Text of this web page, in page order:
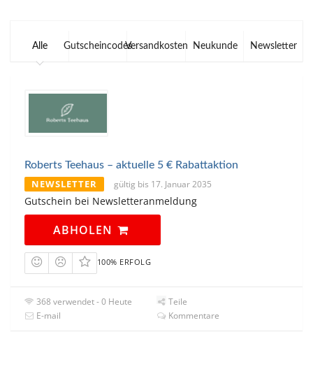
Alle GutscheincodesVersandkosten Neukunde Newsletter
Roberts Teehaus – aktuelle 5 € Rabattaktion
NEWSLETTER gültig bis 17. Januar 2035
Gutschein bei Newsletteranmeldung
ABHOLEN
100% ERFOLG
368 verwendet - 0 Heute
Teile
E-mail
Kommentare